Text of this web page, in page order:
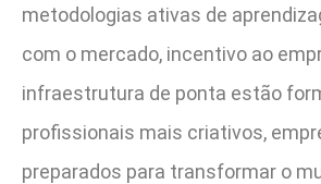
metodologias ativas de
com o mercado, incentivo ao
infraestrutura de ponta estão
profissionais mais criativos,
preparados para transformar o